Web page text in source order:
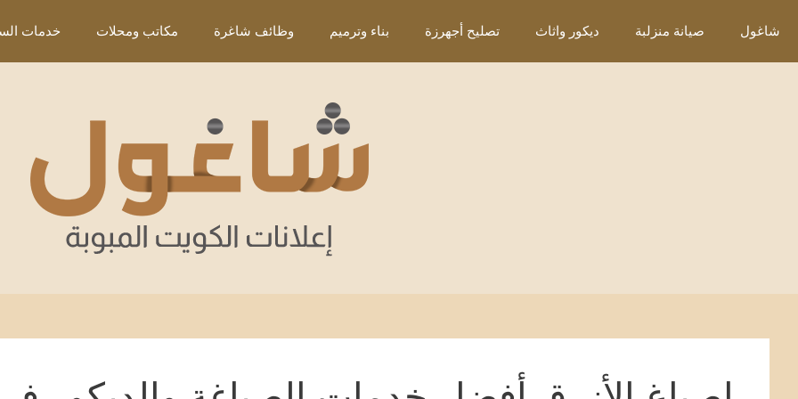
إلىشاغول صيانة منزلبة ديكور واثاث تصليح أجهرزة بناء وترميم وظائف شاغرة مكاتب ومحلات خدمات